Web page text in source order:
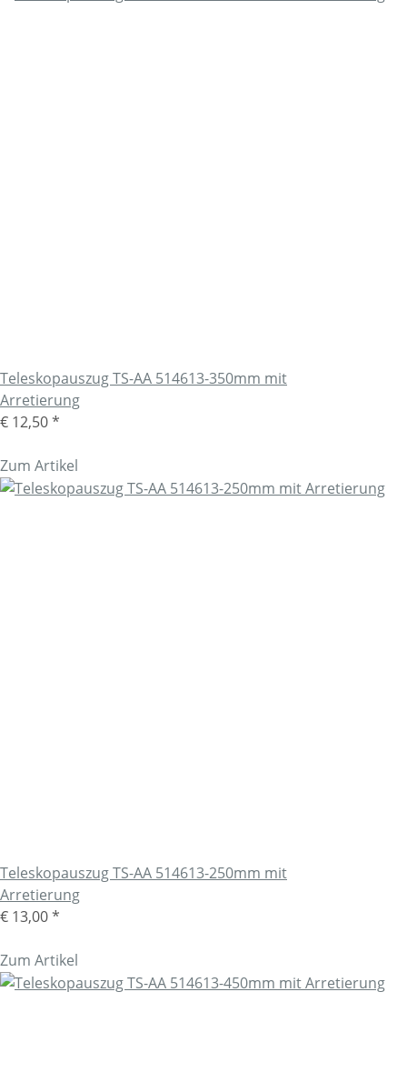
Teleskopauszug TS-AA 514613-350mm mit
Arretierung
€ 12,50*
Zum Artikel
Teleskopauszug TS-AA 514613-250mm mit
Arretierung
€ 13,00*
Zum Artikel